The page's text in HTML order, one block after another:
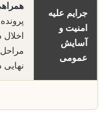
جرایم علیه
امنیت و
آسایش
عمومی
نهایی